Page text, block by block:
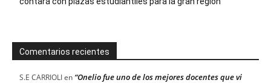
Comentarios recientes
S.E CARRIOLIen “Onelio fue uno de los mejores docentes que vi